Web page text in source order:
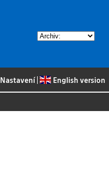
Nastavení| English version